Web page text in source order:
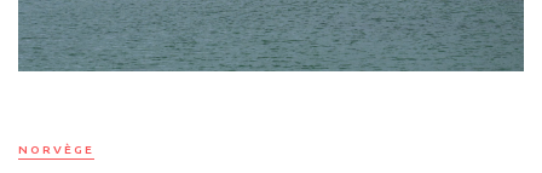
NORVÈGE